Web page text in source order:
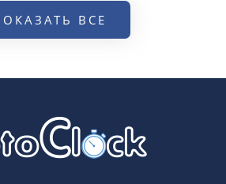
ВСЕ